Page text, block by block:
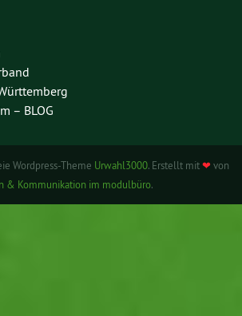
– BLOG
Wordpress-Theme Urwahl3000. Erstellt mit❤ von
& Kommunikation im modulbüro.